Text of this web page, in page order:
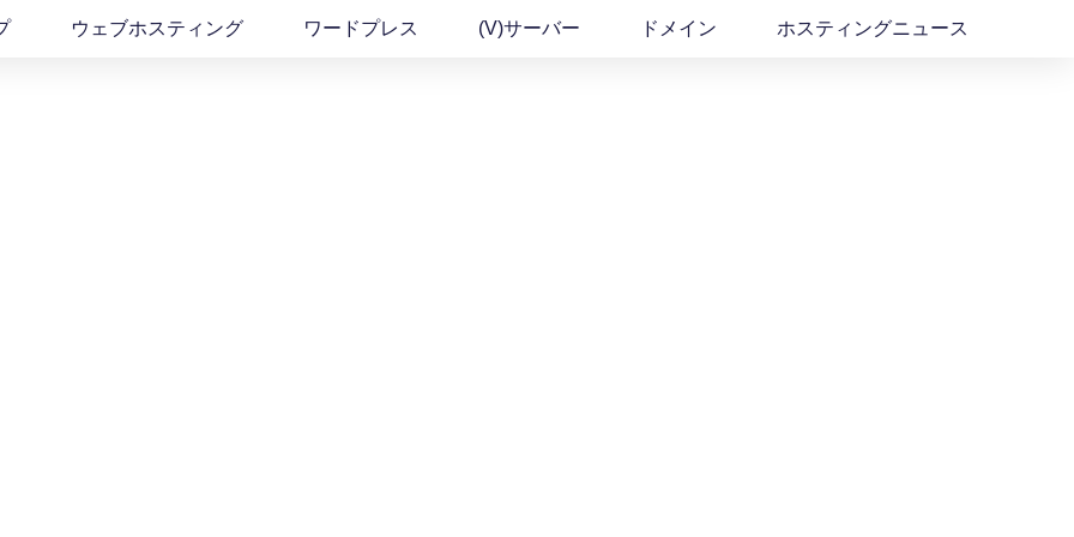
ウェブホスティング ワードプレス (v)サーバー ドメイン ホスティングニュース